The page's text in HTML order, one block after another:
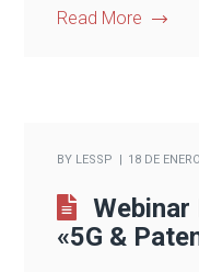
Read More
BY LESSP 18 DE
Webinar
«5G &